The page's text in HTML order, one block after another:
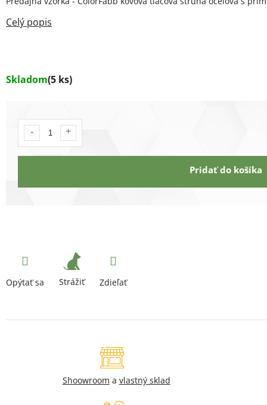
Skladom(5 ks)
Pridať do košíka
Opýtať sa Strážiť Zdieľať
Shoowroom a vlastný sklad